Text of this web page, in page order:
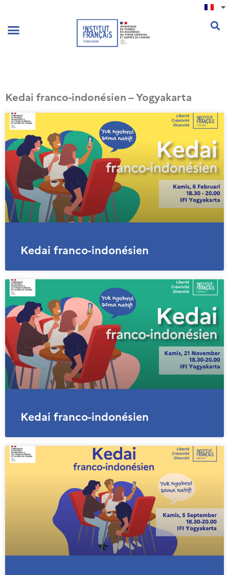
Kedai franco-indonésien – Yogyakarta
Kedai franco-indonésien
Kedai franco-indonésien